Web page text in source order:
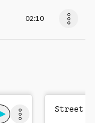
02:10
Street